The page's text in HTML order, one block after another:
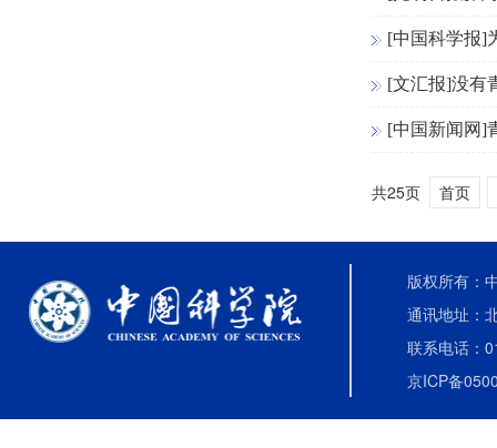
[中国科学报]
[文汇报]没有
[中国新闻网]
共25页 首页
版权所有：
通讯地址：
联系电话：
京ICP备